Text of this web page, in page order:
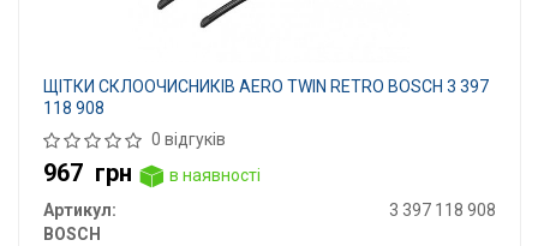
ЩІТКИ СКЛООЧИСНИКІВ AERO TWIN RETRO BOSCH 3 397
118 908
0 відгуків
967 грн
в наявності
Артикул:
3 397 118 908
BOSCH